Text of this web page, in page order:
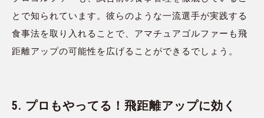
とで知られています。彼らのような一流選手が実践する
食事法を取り入れることで、アマチュアゴルファーも飛
距離アップの可能性を広げることができるでしょう。
5. プロもやってる！飛距離アップに効く